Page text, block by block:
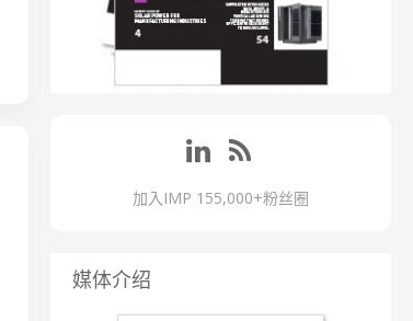
加入IMP 155,000+粉丝圈
媒体介绍